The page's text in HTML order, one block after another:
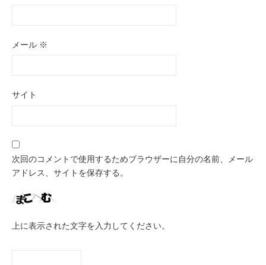
メール ※
サイト
次回のコメントで使用するためブラウザーに自分の名前、メール
アドレス、サイトを保存する。
上に表示された文字を入力してください。